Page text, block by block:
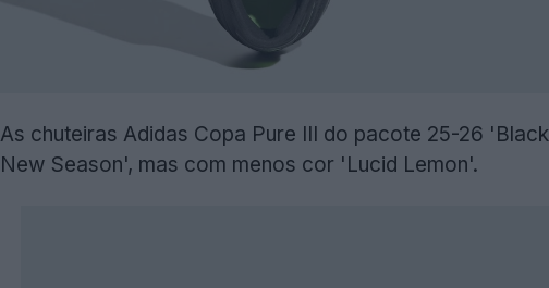
As chuteiras Adidas Copa Pure III do pacote 25-26
New Season', mas com menos cor 'Lucid Lemon'.